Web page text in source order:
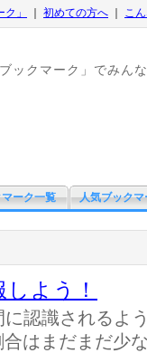
」 初めての方へ
こ
ックマーク」でみん
ーク一覧 人気ブックマ
よう！
認識されるよ
はまだまだ少